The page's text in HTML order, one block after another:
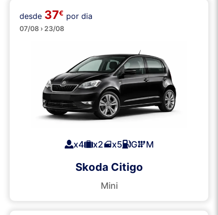
Pequenos
desde 37€ por dia
07/08 › 23/08
x4 x2 x5 G M
Skoda Citigo
Mini